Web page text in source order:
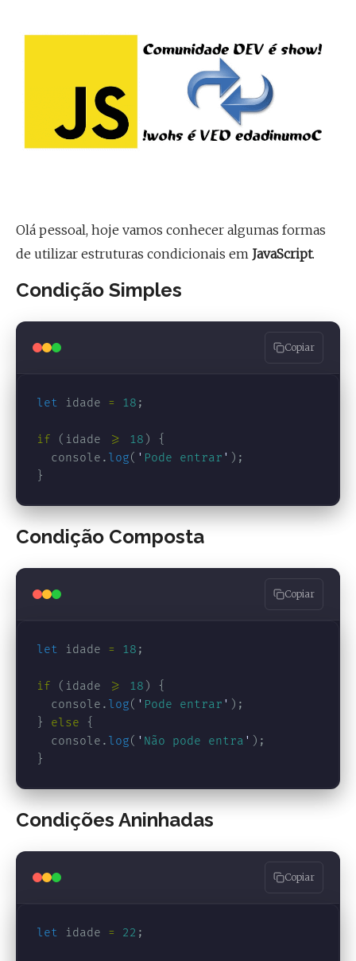
Olá pessoal, hoje vamos conhecer algumas formas
de utilizar estruturas condicionais em JavaScript.
Condição Simples
Copiar
let idade = 18 ;
if ( idade >= 18 )
{
console . log( ' Pode entrar ' );
}
Condição Composta
Copiar
let idade = 18 ;
if ( idade >= 18 )
{
console . log( ' Pode entrar ' );
}
else
{
console . log( ' Não pode entra ' );
}
Condições Aninhadas
Copiar
let idade = 22 ;